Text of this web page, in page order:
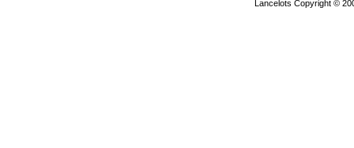
Lancelots Copyright ©